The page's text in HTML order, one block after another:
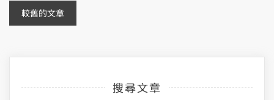
文
較舊的文章
搜尋文章